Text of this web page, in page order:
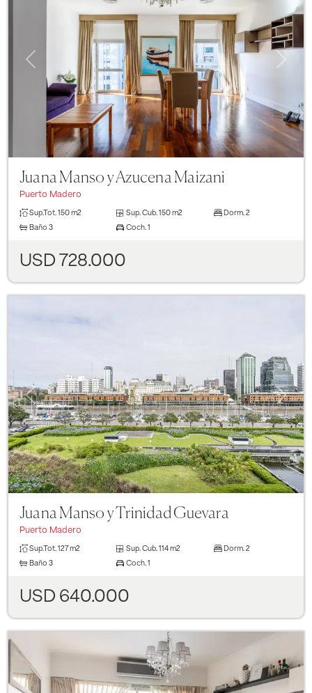
Previous Next
Juana Manso y Azucena Maizani
Puerto Madero
Sup.Tot. 150 m2 Sup. Cub. 150 m2 Dorm. 2
Baño 3 Coch. 1
USD 728.000
Previous Next
Juana Manso y Trinidad Guevara
Puerto Madero
Sup.Tot.127 m2 Sup. Cub. 114 m2 Dorm. 2
Baño 3 Coch. 1
USD 640.000